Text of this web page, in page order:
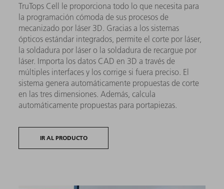
TruTops Cell le proporciona todo lo que necesita para
la programación cómoda de sus procesos de
mecanizado por láser 3D. Gracias a los sistemas
ópticos estándar integrados, permite el corte por láser,
la soldadura por láser o la soldadura de recargue por
láser. Importa los datos CAD en 3D a través de
múltiples interfaces y los corrige si fuera preciso. El
sistema genera automáticamente propuestas de corte
en las tres dimensiones. Además, calcula
automáticamente propuestas para portapiezas.
IR AL PRODUCTO